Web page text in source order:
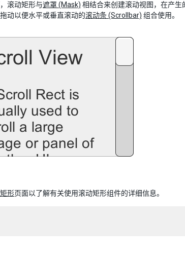
滚动矩形与遮罩 (Mask) 相结合来创建滚动视图，在产
动以便水平或垂直滚动的滚动条 (Scrollbar) 组合使用。
形页面以了解有关使用滚动矩形组件的详细信息。